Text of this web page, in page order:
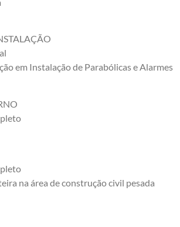
em Instalação de Parabólicas e Alarmes
na área de construção civil pesada